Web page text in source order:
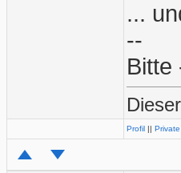
...
--
Bitte
Profil ||